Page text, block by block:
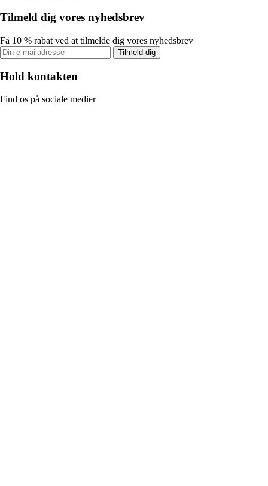
Tilmeld dig vores nyhedsbrev
Få 10 % rabat ved at tilmelde dig vores nyhedsbrev
Tilmeld dig
Hold kontakten
Find os på sociale medier